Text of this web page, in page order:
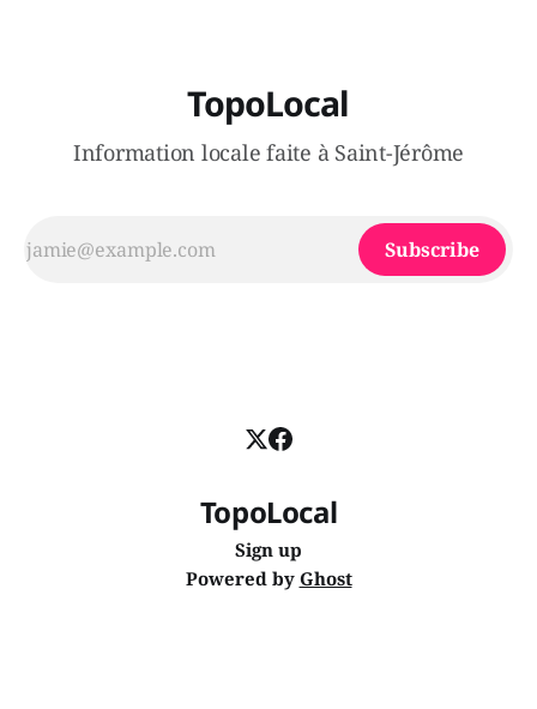
TopoLocal
Information locale faite à Saint-Jérôme
Subscribe
TopoLocal
Sign up
Powered by Ghost